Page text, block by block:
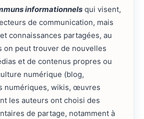
informationnelsqui visent,
de communication, mais
connaissances partagées, au
on peut trouver de nouvelles
et de contenus propres ou
numérique (blog,
numériques, wikis, œuvres
les auteurs ont choisi des
de partage, notamment à